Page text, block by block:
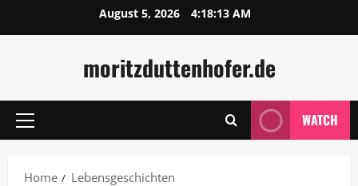
to
August 5, 2026 4:18:13 AM
moritzduttenhofer.de
Primary
WATCH
Home Lebensgeschichten